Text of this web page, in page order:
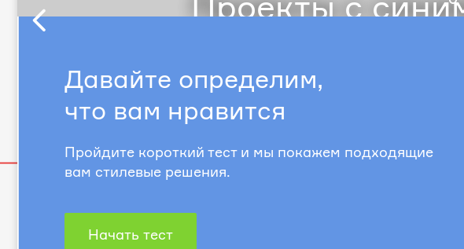
Давайте определим,
что вам нравится
Пройдите короткий тест и мы покажем подходящие
вам стилевые решения.
Начать тест